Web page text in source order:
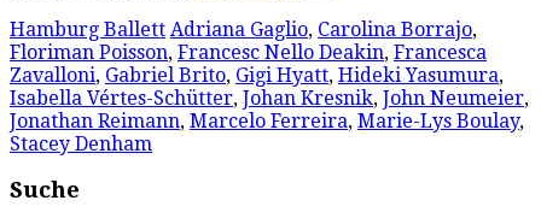
Hamburg Ballett Adriana Gaglio, Carolina Borrajo,
Floriman Poisson, Francesc Nello Deakin, Francesca
Zavalloni, Gabriel Brito, Gigi Hyatt, Hideki Yasumura,
Isabella Vértes-Schütter, Johan Kresnik, John Neumeier,
Jonathan Reimann, Marcelo Ferreira, Marie-Lys Boulay,
Stacey Denham
Suche